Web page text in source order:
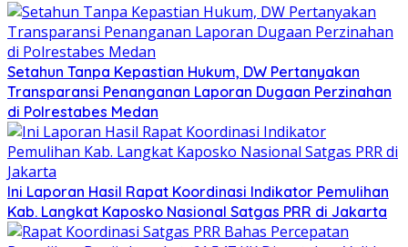
Setahun Tanpa Kepastian Hukum, DW Pertanyakan
Transparansi Penanganan Laporan Dugaan Perzinahan
di Polrestabes Medan
Ini Laporan Hasil Rapat Koordinasi Indikator Pemulihan
Kab. Langkat Kaposko Nasional Satgas PRR di Jakarta